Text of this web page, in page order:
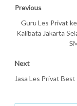
Previous
Guru Les Privat
Kalibata Jakarta
Next
Jasa Les Privat